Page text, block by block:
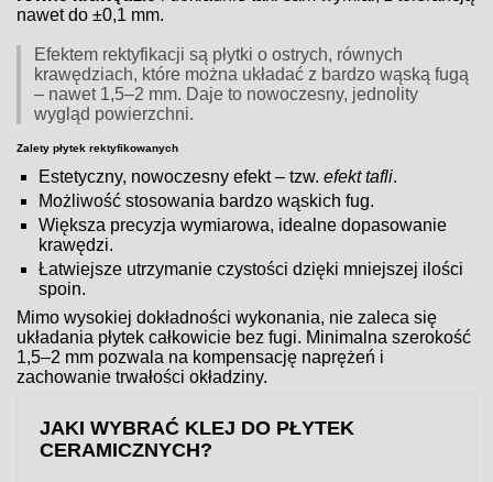
nawet do ±0,1 mm.
Efektem rektyfikacji są płytki o ostrych, równych
krawędziach, które można układać z bardzo wąską fugą
– nawet 1,5–2 mm. Daje to nowoczesny, jednolity
wygląd powierzchni.
Zalety płytek rektyfikowanych
Estetyczny, nowoczesny efekt – tzw.efekt tafli.
Możliwość stosowania bardzo wąskich fug.
Większa precyzja wymiarowa, idealne dopasowanie
krawędzi.
Łatwiejsze utrzymanie czystości dzięki mniejszej ilości
spoin.
Mimo wysokiej dokładności wykonania, nie zaleca się
układania płytek całkowicie bez fugi. Minimalna szerokość
1,5–2 mm pozwala na kompensację naprężeń i
zachowanie trwałości okładziny.
JAKI WYBRAĆ KLEJ DO PŁYTEK
CERAMICZNYCH?